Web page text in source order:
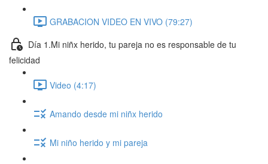
GRABACION VIDEO EN VIVO (79:27)
Día 1.Mi niñx herido, tu pareja no es responsable de tu
felicidad
Video (4:17)
Amando desde mi niñx herido
Mi niño herido y mi pareja